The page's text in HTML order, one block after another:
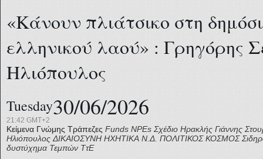
«Κάνουν πλιάτσικο στη
ελληνικού λαού» : Γρηγόρης
Ηλιόπουλος
Tuesday30/06/2026
21:42 GMT+2
Κείμενα Γνώμης Τράπεζες Funds NPEs Σχέδιο Ηρακλής Γιάννης
Ηλιόπουλος ΔΙΚΑΙΟΣΥΝΗ ΗΧΗΤΙΚΑ Ν.Δ. ΠΟΛΙΤΙΚΟΣ ΚΟΣΜΟΣ
δυστύχημα Τεμπών ΤτΕ